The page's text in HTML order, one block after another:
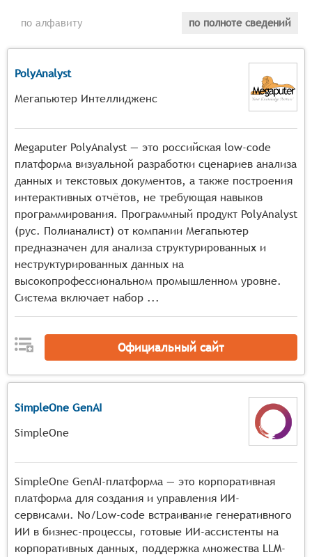
окраса текста,
тематических кластеров,
выявление ключевых слов и фраз, отражающих
основную суть документа,
существующими базами знаний для обогащения
контекста и выявления взаимосвязей.
по алфавиту по полноте сведений
PolyAnalyst
Мегапьютер Интеллидженс
Megaputer PolyAnalyst — это российская low-code
платформа визуальной разработки сценариев анализа
данных и текстовых документов, а также построения
интерактивных отчётов, не требующая навыков
программирования. Программный продукт PolyAnalyst
(рус. Полианалист) от компании Мегапьютер
предназначен для анализа структурированных и
неструктурированных данных на
высокопрофессиональном промышленном уровне.
Система включает набор ...
Официальный сайт
SimpleOne GenAI
SimpleOne
SimpleOne GenAI-платформа — это корпоративная
платформа для создания и управления ИИ-
сервисами. No/Low-code встраивание генеративного
ИИ в бизнес-процессы, готовые ИИ-ассистенты на
корпоративных данных, поддержка множества LLM-